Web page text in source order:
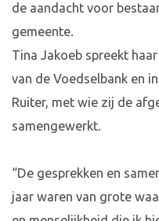
de aandacht voor
gemeente.
Tina Jakoeb spreekt
van de Voedselbank en
Ruiter, met wie zij de
samengewerkt.
“De gesprekken en
jaar waren van grote